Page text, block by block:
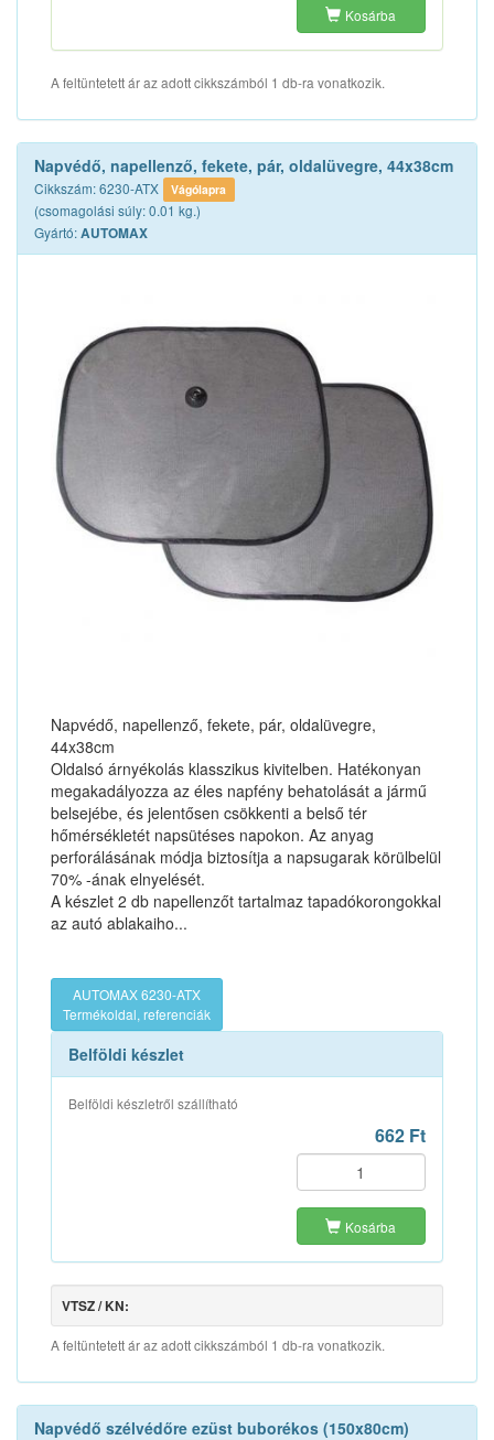
Kosárba
A feltüntetett ár az adott cikkszámból 1 db-ra vonatkozik.
Napvédő, napellenző, fekete, pár, oldalüvegre, 44x38cm
Cikkszám: 6230-ATX Vágólapra
(csomagolási súly: 0.01 kg.)
Gyártó:AUTOMAX
Napvédő, napellenző, fekete, pár, oldalüvegre,
44x38cm
Oldalsó árnyékolás klasszikus kivitelben. Hatékonyan
megakadályozza az éles napfény behatolását a jármű
belsejébe, és jelentősen csökkenti a belső tér
hőmérsékletét napsütéses napokon. Az anyag
perforálásának módja biztosítja a napsugarak körülbelül
70% -ának elnyelését.
A készlet 2 db napellenzőt tartalmaz tapadókorongokkal
az autó ablakaiho...
AUTOMAX 6230-ATX
Termékoldal, referenciák
Belföldi készlet
Belföldi készletről szállítható
662 Ft
Kosárba
VTSZ / KN:
A feltüntetett ár az adott cikkszámból 1 db-ra vonatkozik.
Napvédő szélvédőre ezüst buborékos (150x80cm)